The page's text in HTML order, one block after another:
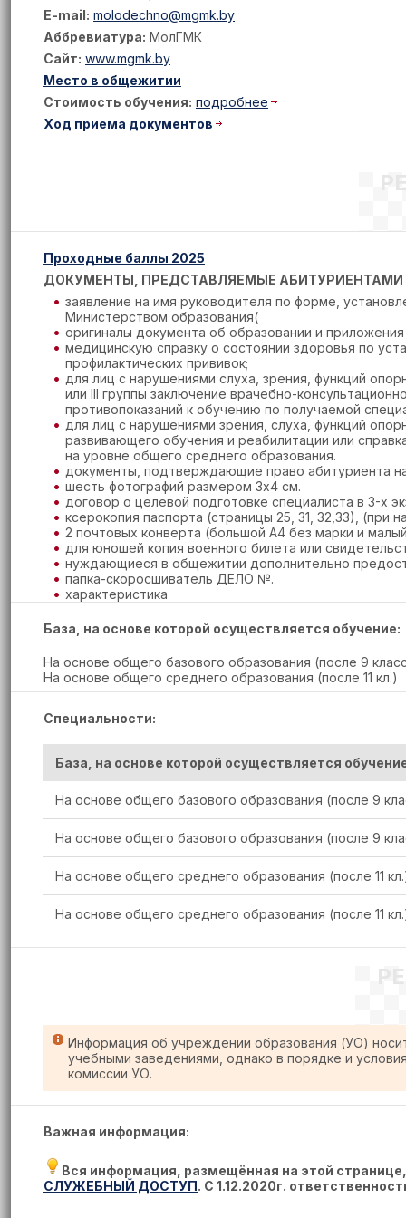
E-mail: molodechno@mgmk.by
Аббревиатура: МолГМК
Сайт: www.mgmk.by
Место в общежитии
Стоимость обучения: подробнее
Ход приема документов
Проходные баллы 2025
ДОКУМЕНТЫ, ПРЕДСТАВЛЯЕМЫЕ
заявление на имя руководителя по форме,
Министерством образования(
оригиналы документа об образовании и
медицинскую справку о состоянии здоровья по
профилактических прививок;
для лиц с нарушениями слуха, зрения, функций
или III группы заключение врачебно-
противопоказаний к обучению по получаемой
для лиц с нарушениями зрения, слуха, функций
развивающего обучения и реабилитации или
на уровне общего среднего образования.
документы, подтверждающие право абитуриента
шесть фотографий размером 3х4 см.
договор о целевой подготовке специалиста в 3-х
ксерокопия паспорта (страницы 25, 31, 32,33), (при
2 почтовых конверта (большой А4 без марки и
для юношей копия военного билета или
нуждающиеся в общежитии дополнительно
папка-скоросшиватель ДЕЛО №.
характеристика
База, на основе которой осуществляется обучение:
На основе общего базового образования (после 9
На основе общего среднего образования (после 11 кл.)
Специальности:
База, на основе которой осуществляется
На основе общего базового образования (после 9
На основе общего базового образования (после 9
На основе общего среднего образования (после 11
На основе общего среднего образования (после 11
Информация об учреждении образования (УО)
учебными заведениями, однако в порядке и
комиссии УО.
Важная информация:
Вся информация, размещённая на этой
СЛУЖЕБНЫЙ ДОСТУП. С 1.12.2020г.